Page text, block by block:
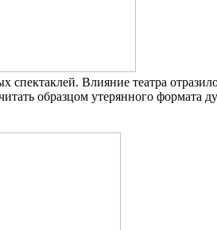
Влияние театра
образцом утерянного